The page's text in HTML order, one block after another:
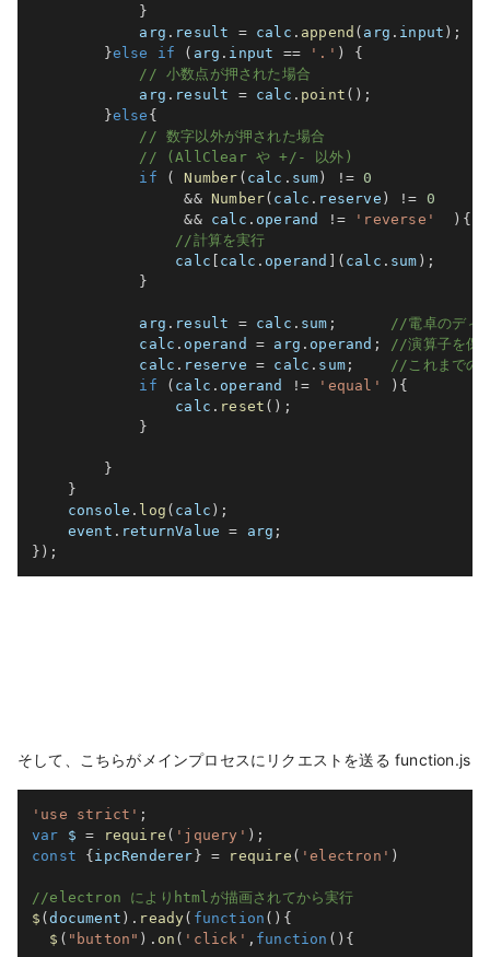
}
            arg
. result = calc . append ( arg . input ) ;
}else if ( arg . input == '.' )
{
// 小数点が押された場合
            arg
. result = calc . point ( ) ;
}else {
// 数字以外が押された場合
// (AllClear や +/- 以外)
if
( Number ( calc . sum ) != 0
&& Number( calc . reserve ) != 0
&& calc . operand != 'reverse' ) {
//計算を実行
                calc
calc . operand ( calc . sum ) ;
}
            arg
. result = calc . sum ;
//電卓のディ
            calc
. operand = arg . operand ;
//演算子を保
            calc
. reserve = calc . sum ;
//これまでの
if
( calc . operand != 'equal' ) {
                calc
. reset ( ) ;
}
}
}
    console
. log ( calc ) ;
    event
. returnValue = arg ;
} ) ;
そして、こちらがメインプロセスにリクエストを送る function.js
'use strict' ;
var $ = require ( 'jquery' ) ;
const
{ ipcRenderer } = require ( 'electron' )
//electron によりhtmlが描画されてから実行
$ (document ) . ready( function ( ) {
$ ( "button" ) . on ( 'click' , function ( ) {